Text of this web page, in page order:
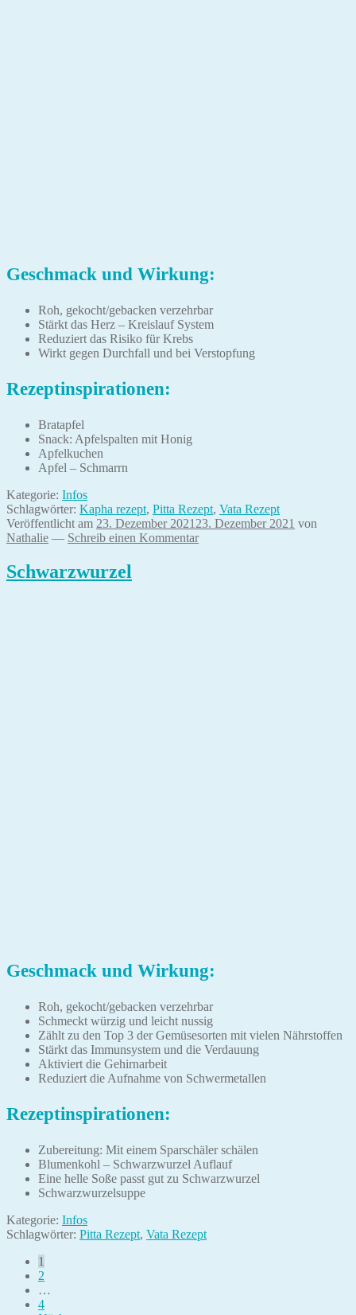
Geschmack und Wirkung:
Roh, gekocht/gebacken verzehrbar
Stärkt das Herz – Kreislauf System
Reduziert das Risiko für Krebs
Wirkt gegen Durchfall und bei Verstopfung
Rezeptinspirationen:
Bratapfel
Snack: Apfelspalten mit Honig
Apfelkuchen
Apfel – Schmarrn
Kategorie: Infos
Schlagwörter: Kapha rezept, Pitta Rezept, Vata Rezept
Veröffentlicht am 23. Dezember 2021 23. Dezember 2021 von
Nathalie — Schreib einen Kommentar
Schwarzwurzel
Geschmack und Wirkung:
Roh, gekocht/gebacken verzehrbar
Schmeckt würzig und leicht nussig
Zählt zu den Top 3 der Gemüsesorten mit vielen Nährstoffen
Stärkt das Immunsystem und die Verdauung
Aktiviert die Gehirnarbeit
Reduziert die Aufnahme von Schwermetallen
Rezeptinspirationen:
Zubereitung: Mit einem Sparschäler schälen
Blumenkohl – Schwarzwurzel Auflauf
Eine helle Soße passt gut zu Schwarzwurzel
Schwarzwurzelsuppe
Kategorie: Infos
Schlagwörter: Pitta Rezept, Vata Rezept
Seitennummerierung
der
Beiträge
1
2
…
4